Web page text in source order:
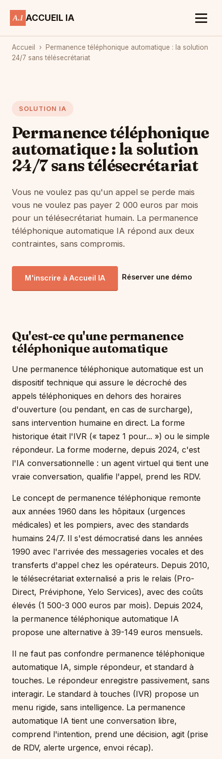
ACCUEIL IA
Accueil ›
Permanence téléphonique automatique : la solution
24/7 sans télésecrétariat
SOLUTION IA
Permanence téléphonique
automatique : la solution
24/7 sans télésecrétariat
Vous ne voulez pas qu'un appel se perde mais
vous ne voulez pas payer 2 000 euros par mois
pour un télésecrétariat humain. La permanence
téléphonique automatique IA répond aux deux
contraintes, sans compromis.
M'inscrire à Accueil IA Réserver une démo
Qu'est-ce qu'une permanence
téléphonique automatique
Une permanence téléphonique automatique est un
dispositif technique qui assure le décroché des
appels téléphoniques en dehors des horaires
d'ouverture (ou pendant, en cas de surcharge),
sans intervention humaine en direct. La forme
historique était l'IVR (« tapez 1 pour... ») ou le simple
répondeur. La forme moderne, depuis 2024, c'est
l'IA conversationnelle : un agent virtuel qui tient une
vraie conversation, qualifie l'appel, prend les RDV.
Le concept de permanence téléphonique remonte
aux années 1960 dans les hôpitaux (urgences
médicales) et les pompiers, avec des standards
humains 24/7. Il s'est démocratisé dans les années
1990 avec l'arrivée des messageries vocales et des
transferts d'appel chez les opérateurs. Depuis 2010,
le télésecrétariat externalisé a pris le relais (Pro-
Direct, Préviphone, Yelo Services), avec des coûts
élevés (1 500-3 000 euros par mois). Depuis 2024,
la permanence téléphonique automatique IA
propose une alternative à 39-149 euros mensuels.
Il ne faut pas confondre permanence téléphonique
automatique IA, simple répondeur, et standard à
touches. Le répondeur enregistre passivement, sans
interagir. Le standard à touches (IVR) propose un
menu rigide, sans intelligence. La permanence
automatique IA tient une conversation libre,
comprend l'intention, prend une décision, agit (prise
de RDV, alerte urgence, envoi récap).